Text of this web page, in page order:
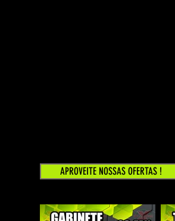
APROVEITE NOSSAS OFERTAS !